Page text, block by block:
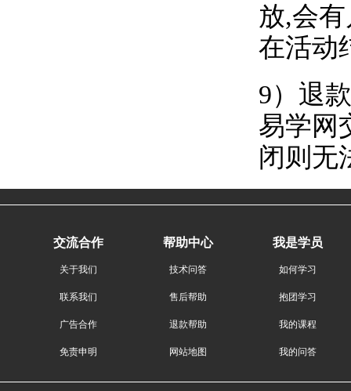
放,会
在活动
9）退
易学网
闭则无
交流合作
关于我们
联系我们
广告合作
免责申明
帮助中心
技术问答
售后帮助
退款帮助
网站地图
我是学员
如何学习
抱团学习
我的课程
我的问答